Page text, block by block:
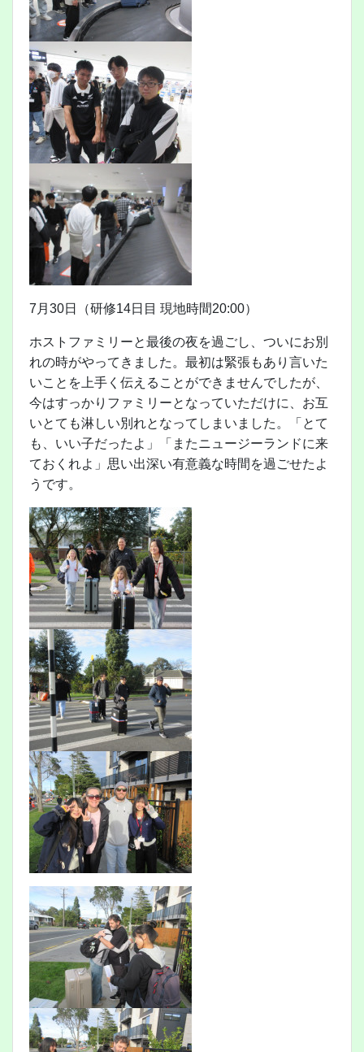
7月30日（研修14日目 現地時間20:00）
ホストファミリーと最後の夜を過ごし、ついにお別
れの時がやってきました。最初は緊張もあり言いた
いことを上手く伝えることができませんでしたが、
今はすっかりファミリーとなっていただけに、お互
いとても淋しい別れとなってしまいました。「とて
も、いい子だったよ」「またニュージーランドに来
ておくれよ」思い出深い有意義な時間を過ごせたよ
うです。